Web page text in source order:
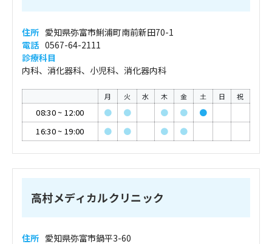
住所 愛知県弥富市鯏浦町南前新田70-1
電話 0567-64-2111
診療科目
内科、消化器科、小児科、消化器内科
月 火 水 木 金 土 日 祝
08:30~ 12:00 ● ● ● ●
●
16:30~ 19:00 ● ● ● ●
高村メディカルクリニック
住所 愛知県弥富市鍋平3-60